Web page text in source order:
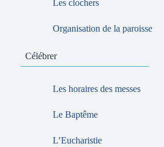
Les clochers
Organisation de la paroisse
Célébrer
Les horaires des messes
Le Baptême
L’Eucharistie